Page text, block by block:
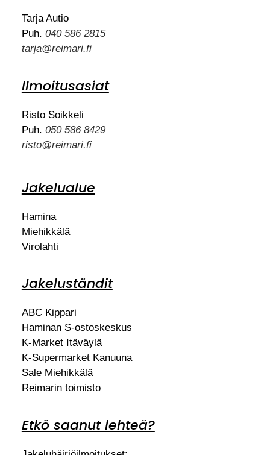
Tarja Autio
Puh. 040 586 2815
tarja@reimari.fi
Ilmoitusasiat
Risto Soikkeli
Puh. 050 586 8429
risto@reimari.fi
Jakelualue
Hamina
Miehikkälä
Virolahti
Jakeluständit
ABC Kippari
Haminan S-ostoskeskus
K-Market Itäväylä
K-Supermarket Kanuuna
Sale Miehikkälä
Reimarin toimisto
Etkö saanut lehteä?